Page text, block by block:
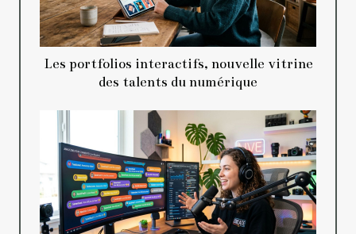
Les portfolios interactifs, nouvelle vitrine
des talents du numérique